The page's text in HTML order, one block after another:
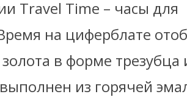
Travel Time – часы для
на циферблате
в форме
из горячей